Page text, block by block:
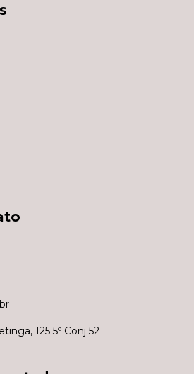
125 5º Conj 52